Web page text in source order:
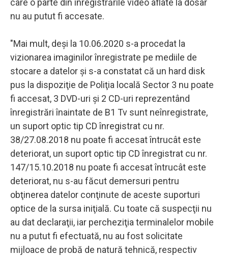
nu au putut fi accesate.
"Mai mult, deşi la 10.06.2020 s-a procedat la
vizionarea imaginilor înregistrate pe mediile de
stocare a datelor şi s-a constatat că un hard disk
pus la dispoziţie de Poliţia locală Sector 3 nu poate
fi accesat, 3 DVD-uri şi 2 CD-uri reprezentând
înregistrări înaintate de B1 Tv sunt neînregistrate,
un suport optic tip CD înregistrat cu nr.
38/27.08.2018 nu poate fi accesat întrucât este
deteriorat, un suport optic tip CD înregistrat cu nr.
147/15.10.2018 nu poate fi accesat întrucât este
deteriorat, nu s-au făcut demersuri pentru
obţinerea datelor conţinute de aceste suporturi
optice de la sursa iniţială. Cu toate că suspecţii nu
au dat declaraţii, iar percheziţia terminalelor mobile
nu a putut fi efectuată, nu au fost solicitate
mijloace de probă de natură tehnică, respectiv